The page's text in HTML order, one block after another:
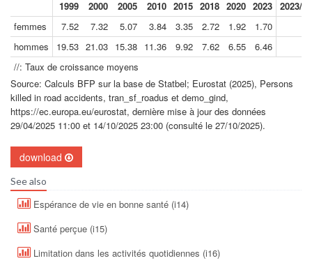
1999 2000 2005 2010 2015 2018 2020 2023 2023//
femmes
7.52 7.32 5.07 3.84 3.35 2.72 1.92 1.70
hommes
19.53 21.03 15.38 11.36 9.92 7.62 6.55 6.46
//: Taux de croissance moyens
Source: Calculs BFP sur la base de Statbel; Eurostat (2025), Persons
killed in road accidents, tran_sf_roadus et demo_gind,
https://ec.europa.eu/eurostat, dernière mise à jour des données
29/04/2025 11:00 et 14/10/2025 23:00 (consulté le 27/10/2025).
download
See also
Espérance de vie en bonne santé (i14)
Santé perçue (i15)
Limitation dans les activités quotidiennes (i16)